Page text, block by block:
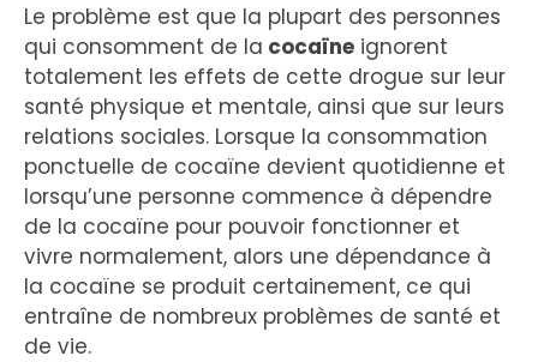
Le problème est que la plupart des personnes
qui consomment de la cocaïne ignorent
totalement les effets de cette drogue sur leur
santé physique et mentale, ainsi que sur leurs
relations sociales. Lorsque la consommation
ponctuelle de cocaïne devient quotidienne et
lorsqu’une personne commence à dépendre
de la cocaïne pour pouvoir fonctionner et
vivre normalement, alors une dépendance à
la cocaïne se produit certainement, ce qui
entraîne de nombreux problèmes de santé et
de vie.